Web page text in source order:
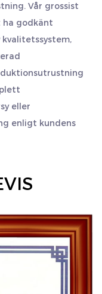
Vår grossist
godkänt
eller
enligt kundens